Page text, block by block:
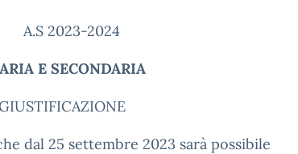
A.S 2023-2024
E SECONDARIA
dal 25 settembre 2023 sarà possibile